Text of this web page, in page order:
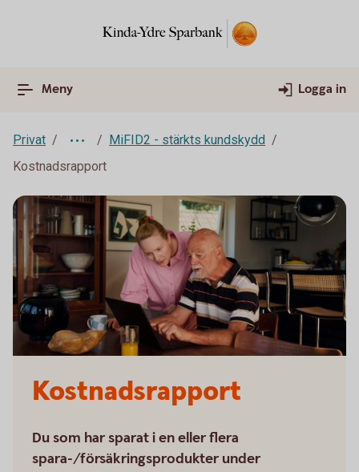
Meny Logga in
Privat
MiFID2 - stärkts kundskydd
Kostnadsrapport
Kostnadsrapport
Du som har sparat i en eller flera
spara-/försäkringsprodukter under